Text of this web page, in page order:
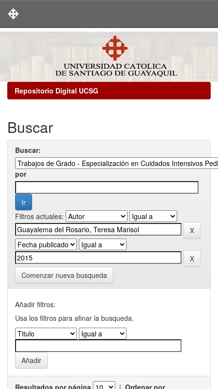
Repositorio Digital UCSG
Buscar
Buscar:
por
Filtros actuales:
Comenzar nueva busqueda
Añadir filtros:
Usa los filtros para afinar la busqueda.
Resultados por página | Ordenar por